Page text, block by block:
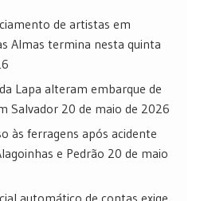
de artistas em
Almas termina nesta quinta
Lapa alteram embarque de
Salvador 20 de maio de 2026
às ferragens após acidente
e Pedrão 20 de maio
automático de contas exige